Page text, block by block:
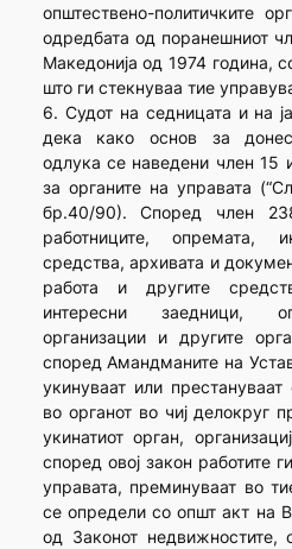
општествено-политичките
одредбата од поранешниот
Македонија од 1974 година,
што ги стекнуваа тие
6. Судот на седницата и на
дека како основ за
одлука се наведени член 15
за органите на управата
бр.40/90). Според член
работниците, опремата,
средства, архивата и
работа и другите
интересни заедници,
организации и другите
според Амандманите на
укинуваат или
во органот во чиј делокруг
укинатиот орган,
според овој закон работите
управата, преминуваат во
се определи со општ акт на
од Законот недвижностите,